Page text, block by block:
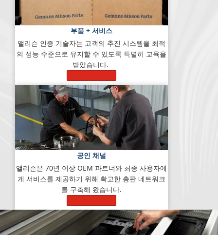
부품 + 서비스
앨리슨 인증 기술자는 고객의 추진 시스템을 최적
의 성능 수준으로 유지할 수 있도록 특별히 교육을
받았습니다.
공인 채널
앨리슨은 70년 이상 OEM 파트너와 최종 사용자에
게 서비스를 제공하기 위해 확고한 총판 네트워크
를 구축해 왔습니다.